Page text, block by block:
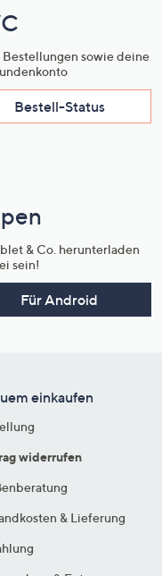
sowie deine
Bestell-Status
& Co. herunterladen
sein!
Für Android
einkaufen
widerrufen
& Lieferung